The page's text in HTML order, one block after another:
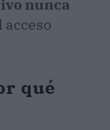
nunca
acceso
qué